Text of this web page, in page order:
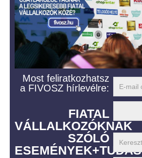
Most feliratkozhatsz
a FIVOSZ hírlevélre:
FIATAL
VÁLLALKOZÓKNAK
SZÓLÓ
ESEMÉNYEK+TUDÁS